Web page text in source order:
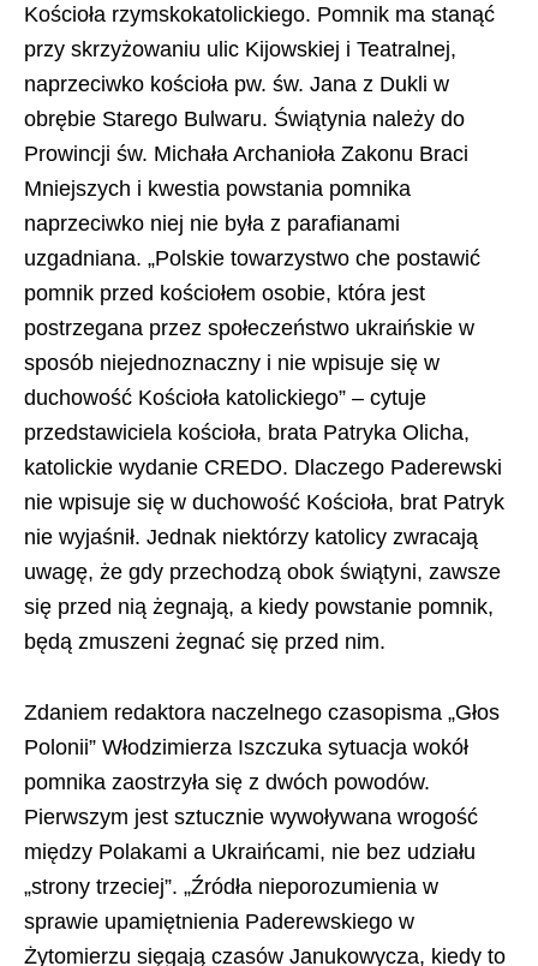
Kościoła rzymskokatolickiego. Pomnik ma stanąć
przy skrzyżowaniu ulic Kijowskiej i Teatralnej,
naprzeciwko kościoła pw. św. Jana z Dukli w
obrębie Starego Bulwaru. Świątynia należy do
Prowincji św. Michała Archanioła Zakonu Braci
Mniejszych i kwestia powstania pomnika
naprzeciwko niej nie była z parafianami
uzgadniana. „Polskie towarzystwo che postawić
pomnik przed kościołem osobie, która jest
postrzegana przez społeczeństwo ukraińskie w
sposób niejednoznaczny i nie wpisuje się w
duchowość Kościoła katolickiego” – cytuje
przedstawiciela kościoła, brata Patryka Olicha,
katolickie wydanie CREDO. Dlaczego Paderewski
nie wpisuje się w duchowość Kościoła, brat Patryk
nie wyjaśnił. Jednak niektórzy katolicy zwracają
uwagę, że gdy przechodzą obok świątyni, zawsze
się przed nią żegnają, a kiedy powstanie pomnik,
będą zmuszeni żegnać się przed nim.
Zdaniem redaktora naczelnego czasopisma „Głos
Polonii” Włodzimierza Iszczuka sytuacja wokół
pomnika zaostrzyła się z dwóch powodów.
Pierwszym jest sztucznie wywoływana wrogość
między Polakami a Ukraińcami, nie bez udziału
„strony trzeciej”. „Źródła nieporozumienia w
sprawie upamiętnienia Paderewskiego w
Żytomierzu sięgają czasów Janukowycza, kiedy to